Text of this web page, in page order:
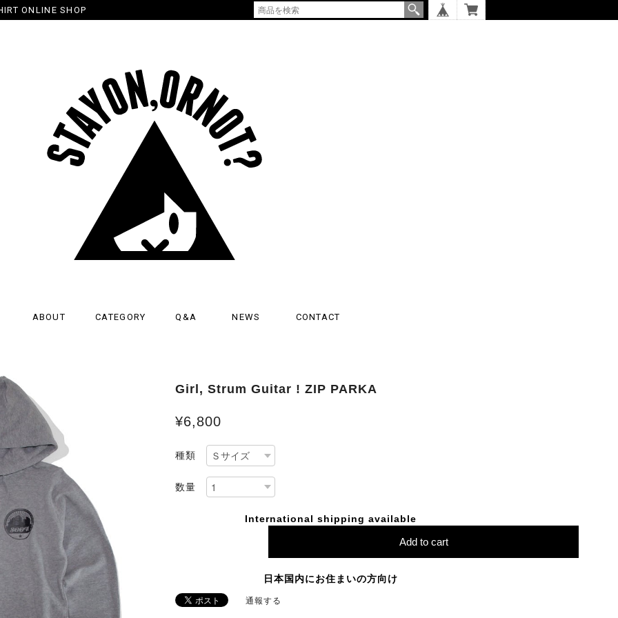
ONLINE SHOP
ABOUT CATEGORY Q&A NEWS CONTACT
Girl, Strum Guitar ! ZIP PARKA
¥6,800
種類
数量
International shipping available
Add to cart
日本国内にお住まいの方向け
通報する